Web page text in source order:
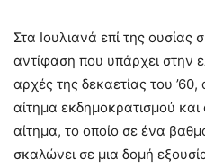
Στα Ιουλιανά επί της
αντίφαση που υπάρχει στην
αρχές της δεκαετίας του
αίτημα εκδημοκρατισμού
αίτημα, το οποίο σε ένα
σκαλώνει σε μια δομή